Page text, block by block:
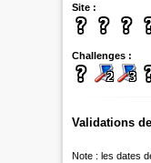
Site :
Challenges :
Validations
Note : les dates